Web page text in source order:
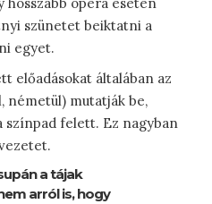
hosszabb opera esetén
szünetet beiktatni a
egyet.
előadásokat általában az
németül) mutatják be,
színpad felett. Ez nagyban
a tájak
arról is, hogy